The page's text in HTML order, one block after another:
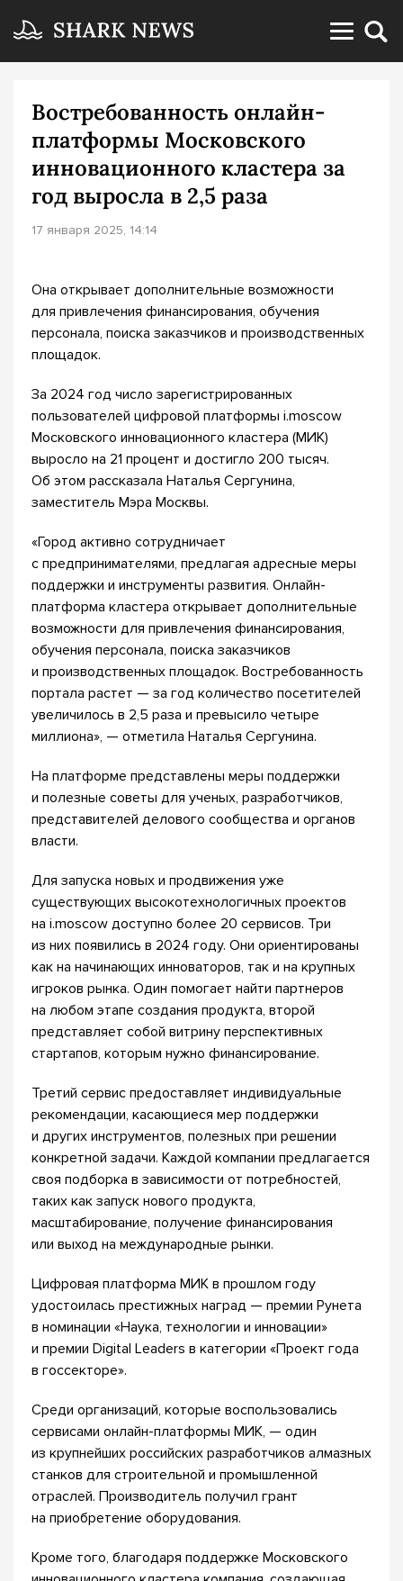
Востребованность онлайн-
платформы Московского
инновационного кластера за
год выросла в 2,5 раза
17 января 2025, 14:14
Она открывает дополнительные возможности
для привлечения финансирования, обучения
персонала, поиска заказчиков и производственных
площадок.
За 2024 год число зарегистрированных
пользователей цифровой платформы i.moscow
Московского инновационного кластера (МИК)
выросло на 21 процент и достигло 200 тысяч.
Об этом рассказала Наталья Сергунина,
заместитель Мэра Москвы.
«Город активно сотрудничает
с предпринимателями, предлагая адресные меры
поддержки и инструменты развития. Онлайн-
платформа кластера открывает дополнительные
возможности для привлечения финансирования,
обучения персонала, поиска заказчиков
и производственных площадок. Востребованность
портала растет — за год количество посетителей
увеличилось в 2,5 раза и превысило четыре
миллиона», — отметила Наталья Сергунина.
На платформе представлены меры поддержки
и полезные советы для ученых, разработчиков,
представителей делового сообщества и органов
власти.
Для запуска новых и продвижения уже
существующих высокотехнологичных проектов
на i.moscow доступно более 20 сервисов. Три
из них появились в 2024 году. Они ориентированы
как на начинающих инноваторов, так и на крупных
игроков рынка. Один помогает найти партнеров
на любом этапе создания продукта, второй
представляет собой витрину перспективных
стартапов, которым нужно финансирование.
Третий сервис предоставляет индивидуальные
рекомендации, касающиеся мер поддержки
и других инструментов, полезных при решении
конкретной задачи. Каждой компании предлагается
своя подборка в зависимости от потребностей,
таких как запуск нового продукта,
масштабирование, получение финансирования
или выход на международные рынки.
Цифровая платформа МИК в прошлом году
удостоилась престижных наград — премии Рунета
в номинации «Наука, технологии и инновации»
и премии Digital Leaders в категории «Проект года
в госсекторе».
Среди организаций, которые воспользовались
сервисами онлайн-платформы МИК, — один
из крупнейших российских разработчиков алмазных
станков для строительной и промышленной
отраслей. Производитель получил грант
на приобретение оборудования.
Кроме того, благодаря поддержке Московского